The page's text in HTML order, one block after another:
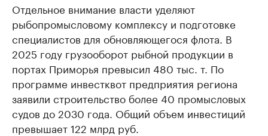
Отдельное внимание власти уделяют
рыбопромысловому комплексу и подготовке
специалистов для обновляющегося флота. В
2025 году грузооборот рыбной продукции в
портах Приморья превысил 480 тыс. т. По
программе инвестквот предприятия региона
заявили строительство более 40 промысловых
судов до 2030 года. Общий объем инвестиций
превышает 122 млрд руб.